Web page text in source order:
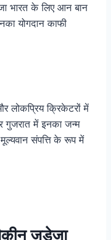
भारत के लिए आन बान
योगदान काफी
लोकप्रिय क्रिकेटरों में
गुजरात में इनका जन्म
संपत्ति के रूप में
जडेजा